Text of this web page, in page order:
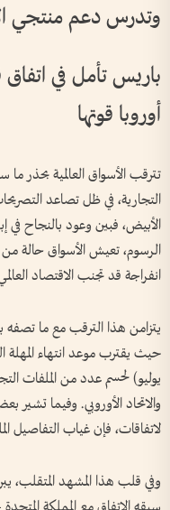
وتدرس دعم منتجي
باريس تأمل في اتفاق
أوروبا قوتها
تترقب الأسواق العالمية بحذر
التجارية، في ظل تصاعد
الأبيض، فبين وعود بالنجاح في
الرسوم، تعيش الأسواق حالة
انفراجة قد تجنب الاقتصاد
يتزامن هذا الترقب مع ما تصفه
حيث يقترب موعد انتهاء المهلة
يوليو) لحسم عدد من الملفات
والاتحاد الأوروبي. وفيما
لاتفاقات، فإن غياب التفاصيل
وفي قلب هذا المشهد المتقلب،